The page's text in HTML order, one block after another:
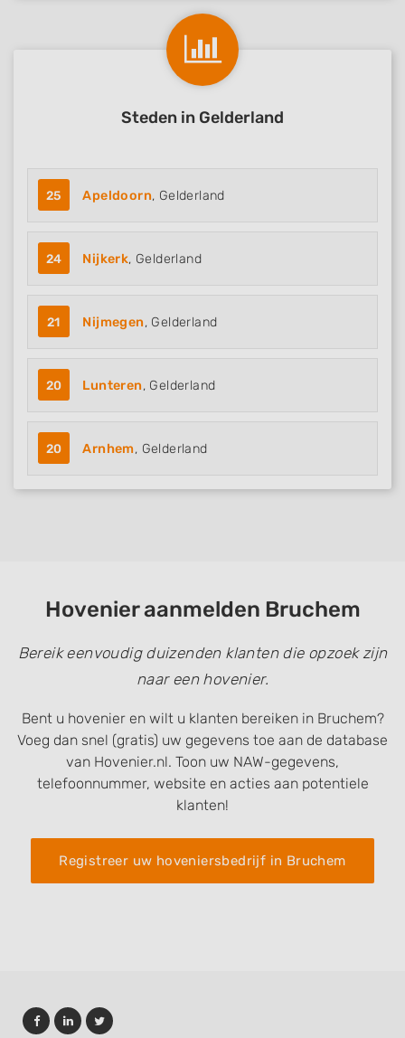
Steden in Gelderland
25 Apeldoorn, Gelderland
24 Nijkerk, Gelderland
21 Nijmegen, Gelderland
20 Lunteren, Gelderland
20 Arnhem, Gelderland
Hovenier aanmelden Bruchem
Bereik eenvoudig duizenden klanten die opzoek zijn
naar een hovenier.
Bent u hovenier en wilt u klanten bereiken in Bruchem?
Voeg dan snel (gratis) uw gegevens toe aan de database
van Hovenier.nl. Toon uw NAW-gegevens,
telefoonnummer, website en acties aan potentiele
klanten!
Registreer uw hoveniersbedrijf in Bruchem